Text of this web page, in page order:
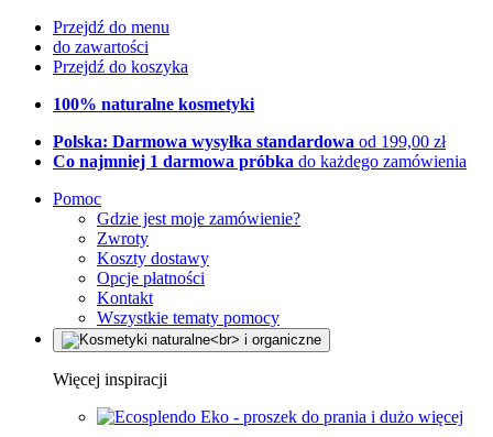
Przejdź do menu
do zawartości
Przejdź do koszyka
100% naturalne kosmetyki
Polska: Darmowa wysyłka standardowa od 199,00 zł
Co najmniej 1 darmowa próbka do każdego zamówienia
Pomoc
Gdzie jest moje zamówienie?
Zwroty
Koszty dostawy
Opcje płatności
Kontakt
Wszystkie tematy pomocy
Więcej inspiracji
Eko - proszek do prania i dużo więcej